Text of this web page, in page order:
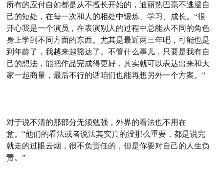
所有的应付自如都是从不擅长开始的，迪丽热巴毫不逃避自
己的短处，在每一次和人的相处中锻炼、学习、成长。“很
开心我是一个演员，在表演别人的过程中总能从不同的角色
身上学到不同方面的东西。尤其是最近两三年吧，可能也是
到年龄了，我越来越豁达了。不管什么事儿，只要是我有自
己的想法，能把作品完成得更好，其实就可以表达出来和大
家一起商量，最后不行的话咱们也能再想另外一个方案。”
对于说不清的那部分无须勉强，外界的看法也不用在
意。“他们的看法或者说法其实真的没那么重要，都是说完
就走的过眼云烟，很不负责任的，但是你要对自己的人生负
责。”